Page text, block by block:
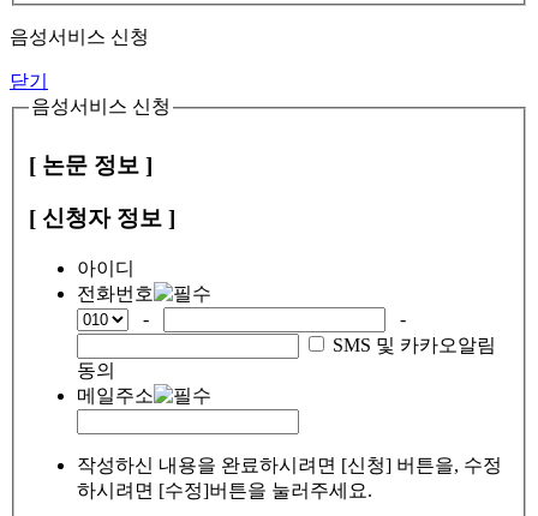
음성서비스 신청
닫기
음성서비스 신청
[ 논문 정보 ]
[ 신청자 정보 ]
아이디
전화번호
-
-
SMS 및 카카오알림
동의
메일주소
작성하신 내용을 완료하시려면 [신청] 버튼을, 수정
하시려면 [수정]버튼을 눌러주세요.